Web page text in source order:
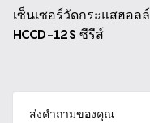
ส่งคำถามของคุณ
เซ็นเซอร์วัดกระแสฮอลล์
HCCD-12S ซีรีส์